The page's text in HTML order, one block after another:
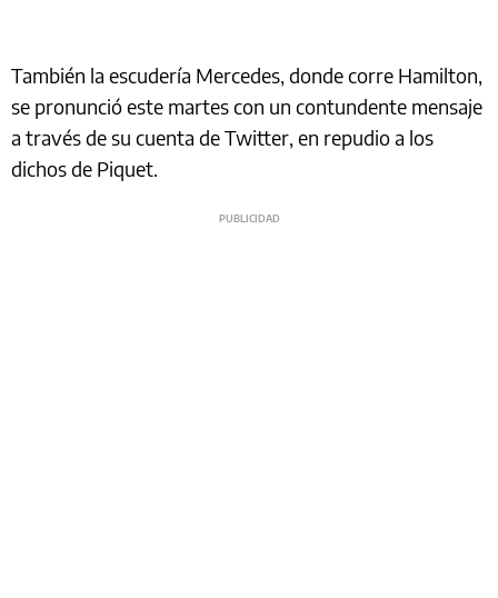
También la escudería Mercedes, donde corre Hamilton,
se pronunció este martes con un contundente mensaje
a través de su cuenta de Twitter, en repudio a los
dichos de Piquet.